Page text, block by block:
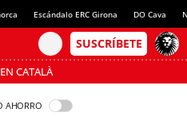
Escándalo ERC Girona DO Cava
CATALÀ
AHORRO